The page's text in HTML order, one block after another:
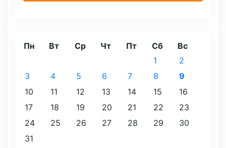
Пн Вт Ср Чт Пт Сб Вс
1
2
3
4 5 6 7 8
9
10
11 12 13 14 15
16
17
18 19 20 21 22
23
24
25 26 27 28 29
30
31